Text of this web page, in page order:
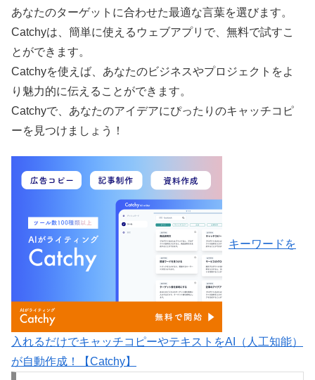
あなたのターゲットに合わせた最適な言葉を選びます。
Catchyは、簡単に使えるウェブアプリで、無料で試すこ
とができます。
Catchyを使えば、あなたのビジネスやプロジェクトをよ
り魅力的に伝えることができます。
Catchyで、あなたのアイデアにぴったりのキャッチコピ
ーを見つけましょう！
キーワードを
入れるだけでキャッチコピーやテキストをAI（人工知能）
が自動作成！【Catchy】